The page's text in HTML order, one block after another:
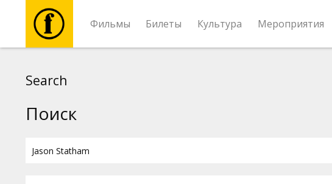
Фильмы Билеты Культура Мероприятия
Search
Поиск